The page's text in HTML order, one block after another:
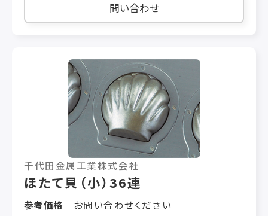
問い合わせ
千代田金属工業株式会社
ほたて貝（小）36連
参考価格
お問い合わせください